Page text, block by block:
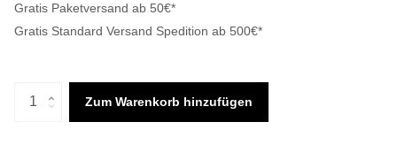
Gratis Paketversand ab 50€*
Gratis Standard Versand Spedition ab 500€*
Zum Warenkorb hinzufügen